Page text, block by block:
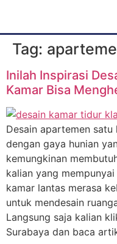
Tag:
Inilah Inspirasi
Kamar Bisa
Desain apartemen
dengan gaya hunian
kemungkinan
kalian yang
kamar lantas merasa
untuk mendesain
Langsung saja kalian
Surabaya dan baca